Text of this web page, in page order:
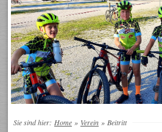
Sie sind hier: Home » Verein » Beitritt